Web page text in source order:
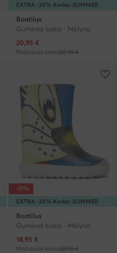
EXTRA -35% Kodas: SUMMER
Boatilus
Guminiai batai · Mėlyna
Dabartinė kaina
20,95 €
Mažiausia kaina22,95 €
EXTRA -35% Kodas: SUMMER
-17%
Boatilus
Guminiai batai · Mėlyna
Dabartinė kaina
18,95 €
Mažiausia kaina22,95 €